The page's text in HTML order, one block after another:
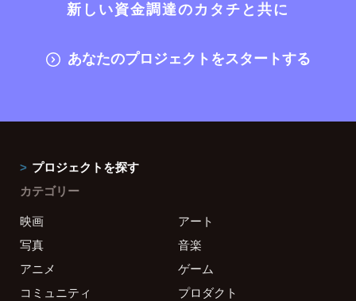
新しい資金調達のカタチと共に
あなたのプロジェクトをスタートする
プロジェクトを探す
カテゴリー
映画
アート
写真
音楽
アニメ
ゲーム
コミュニティ
プロダクト